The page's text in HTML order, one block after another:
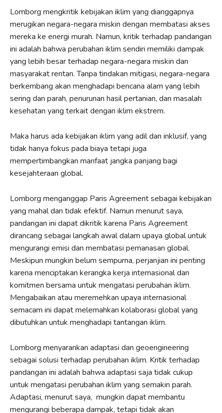
Lomborg mengkritik kebijakan iklim yang dianggapnya
merugikan negara-negara miskin dengan membatasi akses
mereka ke energi murah. Namun, kritik terhadap pandangan
ini adalah bahwa perubahan iklim sendiri memiliki dampak
yang lebih besar terhadap negara-negara miskin dan
masyarakat rentan. Tanpa tindakan mitigasi, negara-negara
berkembang akan menghadapi bencana alam yang lebih
sering dan parah, penurunan hasil pertanian, dan masalah
kesehatan yang terkait dengan iklim ekstrem.
Maka harus ada kebijakan iklim yang adil dan inklusif, yang
tidak hanya fokus pada biaya tetapi juga
mempertimbangkan manfaat jangka panjang bagi
kesejahteraan global.
Lomborg menganggap Paris Agreement sebagai kebijakan
yang mahal dan tidak efektif. Namun menurut saya,
pandangan ini dapat dikritik karena Paris Agreement
dirancang sebagai langkah awal dalam upaya global untuk
mengurangi emisi dan membatasi pemanasan global.
Meskipun mungkin belum sempurna, perjanjian ini penting
karena menciptakan kerangka kerja internasional dan
komitmen bersama untuk mengatasi perubahan iklim.
Mengabaikan atau meremehkan upaya internasional
semacam ini dapat melemahkan kolaborasi global yang
dibutuhkan untuk menghadapi tantangan iklim.
Lomborg menyarankan adaptasi dan geoengineering
sebagai solusi terhadap perubahan iklim. Kritik terhadap
pandangan ini adalah bahwa adaptasi saja tidak cukup
untuk mengatasi perubahan iklim yang semakin parah.
Adaptasi, menurut saya, mungkin dapat membantu
mengurangi beberapa dampak, tetapi tidak akan